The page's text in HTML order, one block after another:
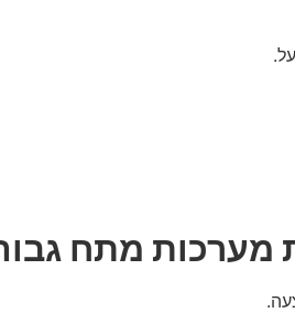
מערכות מתח